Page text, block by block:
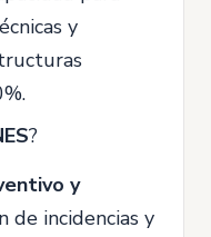
y
?
y
de incidencias y